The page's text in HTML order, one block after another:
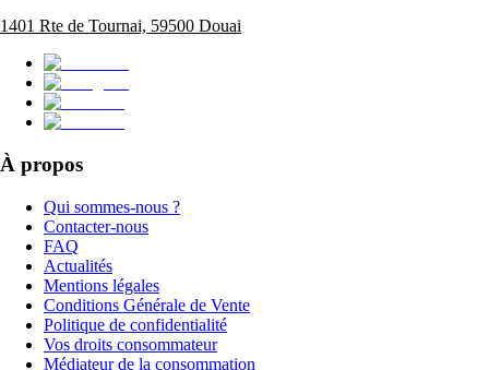
1401 Rte de Tournai, 59500 Douai
À propos
Qui sommes-nous ?
Contacter-nous
FAQ
Actualités
Mentions légales
Conditions Générale de Vente
Politique de confidentialité
Vos droits consommateur
Médiateur de la consommation